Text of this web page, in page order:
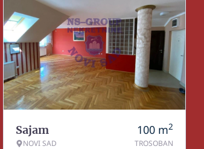
Sajam
NOVI SAD
100 m2
TROSOBAN